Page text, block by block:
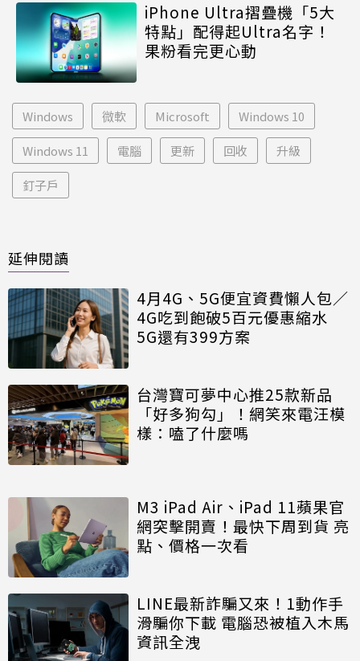
iPhone Ultra摺疊機「5大
特點」配得起Ultra名字！
果粉看完更心動
Windows 微軟 Microsoft Windows 10
Windows 11 電腦 更新 回收 升級
釘子戶
延伸閱讀
4月4G、5G便宜資費懶人包／
4G吃到飽破5百元優惠縮水
5G還有399方案
台灣寶可夢中心推25款新品
「好多狗勾」！網笑來電汪模
樣：嗑了什麼嗎
M3 iPad Air、iPad 11蘋果官
網突擊開賣！最快下周到貨 亮
點、價格一次看
LINE最新詐騙又來！1動作手
滑騙你下載 電腦恐被植入木馬
資訊全洩